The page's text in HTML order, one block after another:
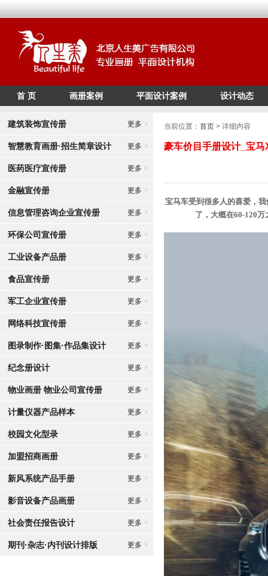
/**/
首 页 画册案例 平面设计案例 设计动态
建筑装饰宣传册 更多 >
智慧教育画册·招生简章设计 更多 >
医药医疗宣传册 更多 >
金融宣传册 更多 >
信息管理咨询企业宣传册 更多 >
环保公司宣传册 更多 >
工业设备产品册 更多 >
食品宣传册 更多 >
军工企业宣传册 更多 >
网络科技宣传册 更多 >
图录制作·图集·作品集设计 更多 >
纪念册设计 更多 >
物业画册 物业公司宣传册 更多 >
计量仪器产品样本 更多 >
校园文化型录 更多 >
加盟招商画册 更多 >
新风系统产品手册 更多 >
影音设备产品画册 更多 >
社会责任报告设计 更多 >
期刊·杂志·内刊设计排版 更多 >
当前位置： 首页 > 详细内容
豪车价目手册设计_宝
宝马车受到很多人的喜爱，
了，大概在60-120